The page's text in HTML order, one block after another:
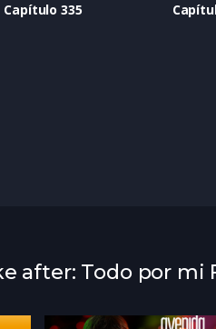
Capítulo 335
after: Todo por mi